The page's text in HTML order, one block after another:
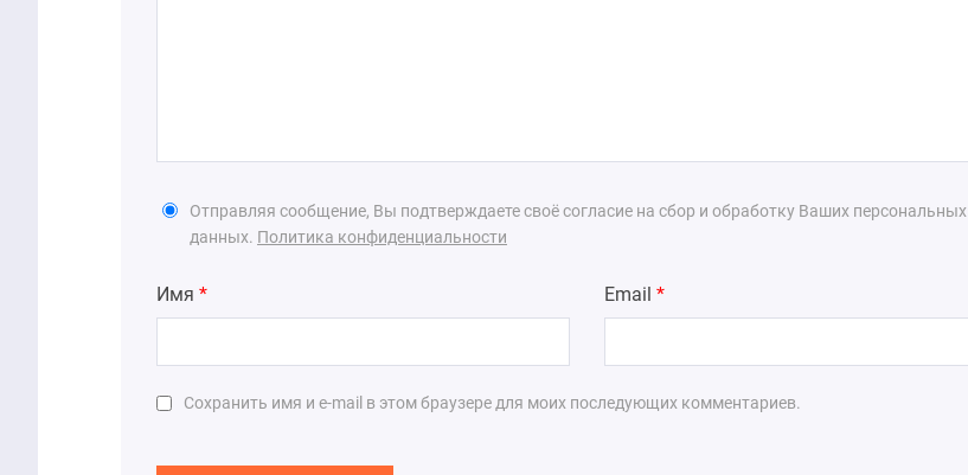
Отправляя сообщение, Вы подтверждаете своё согласие на сбор и обработку Ваших персональных
данных. Политика конфиденциальности
Имя * Email *
Сохранить имя и e-mail в этом браузере для моих последующих комментариев.